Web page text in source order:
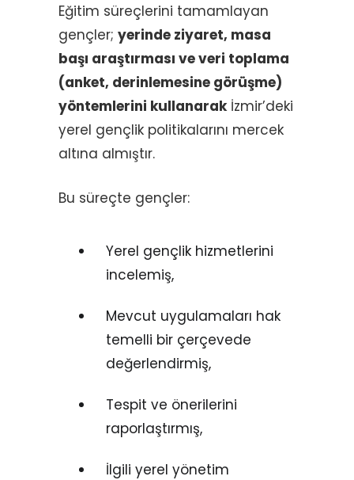
Eğitim süreçlerini tamamlayan
gençler; yerinde ziyaret, masa
başı araştırması ve veri toplama
(anket, derinlemesine görüşme)
yöntemlerini kullanarakİzmir’deki
yerel gençlik politikalarını mercek
altına almıştır.
Bu süreçte gençler:
Yerel gençlik hizmetlerini
incelemiş,
Mevcut uygulamaları hak
temelli bir çerçevede
değerlendirmiş,
Tespit ve önerilerini
raporlaştırmış,
İlgili yerel yönetim